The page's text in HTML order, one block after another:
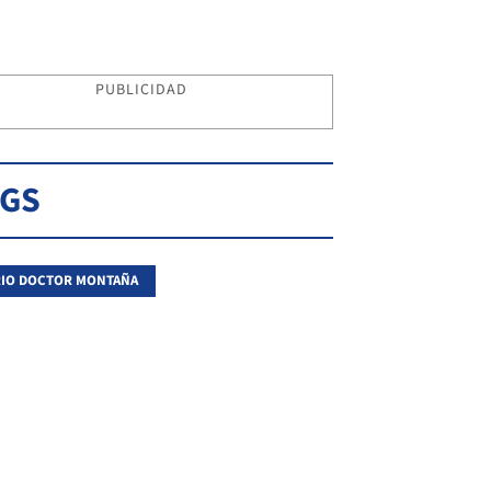
PUBLICIDAD
DOCTOR MONTAÑA